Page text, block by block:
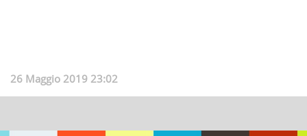
26 Maggio 2019 23:02